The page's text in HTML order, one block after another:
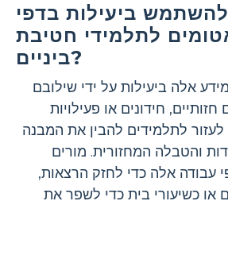
להשתמש ביעילות בדפי
לתלמידי חטיבת
ביניים?
אלה ביעילות על ידי שילובם
חידונים או פעילויות
לעזור לתלמידים להבין את המבנה
והטבלה המחזורית. מורים
עבודה אלה כדי לחזק הרצאות,
או כשיעורי בית כדי לשפר את